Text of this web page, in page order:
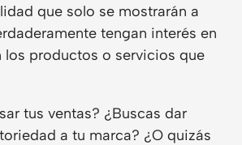
que solo se mostrarán a
tengan interés en
los productos o servicios que
tus ventas? ¿Buscas dar
a tu marca? ¿O quizás